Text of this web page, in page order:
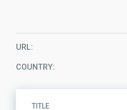
URL
COUNTRY
TITLE